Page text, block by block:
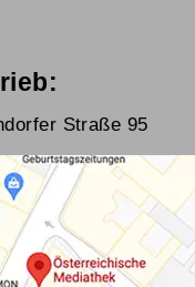
Straße 95